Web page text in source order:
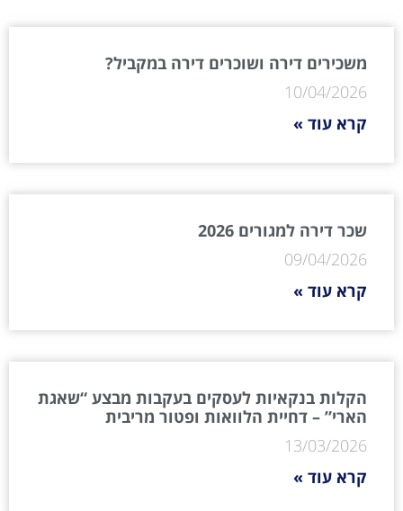
משכירים דירה ושוכרים דירה במקביל?
10/04/2026
קרא עוד »
שכר דירה למגורים 2026
09/04/2026
קרא עוד »
הקלות בנקאיות לעסקים בעקבות מבצע “שאגת
הארי” – דחיית הלוואות ופטור מריבית
13/03/2026
קרא עוד »